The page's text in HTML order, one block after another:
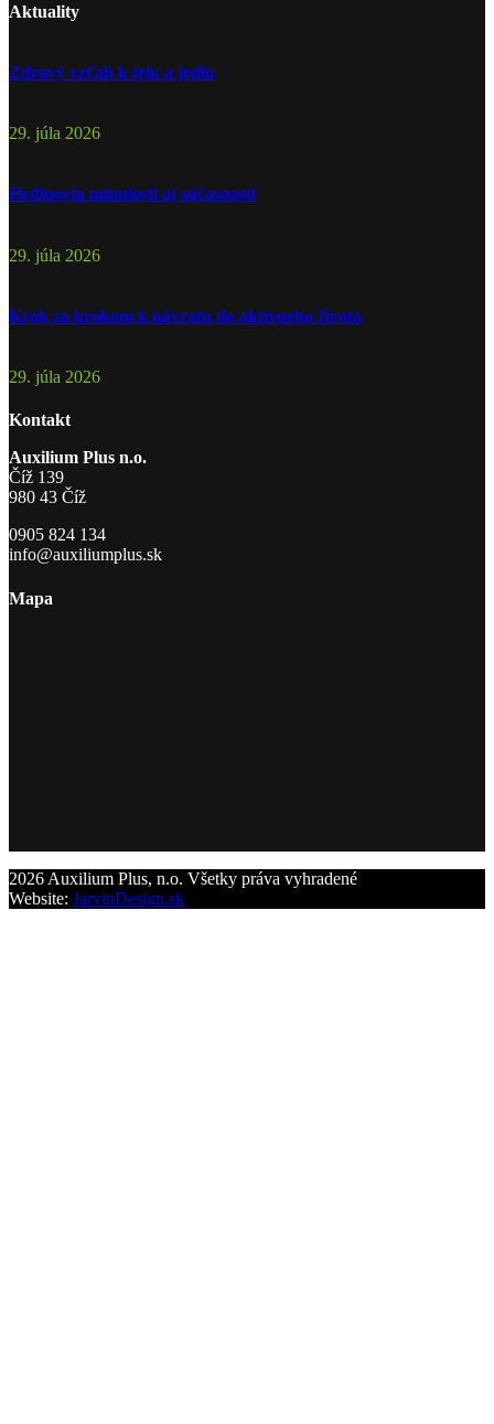
Aktuality
Zdravý vzťah k telu a jedlu
29. júla 2026
Hrdinovia minulosti aj súčasnosti
29. júla 2026
Krok za krokom k návratu do aktívneho života
29. júla 2026
Kontakt
Auxilium Plus n.o.
Číž 139
980 43 Číž
0905 824 134
info@auxiliumplus.sk
Mapa
2026 Auxilium Plus, n.o. Všetky práva vyhradené
Website: JarvinDesign.sk